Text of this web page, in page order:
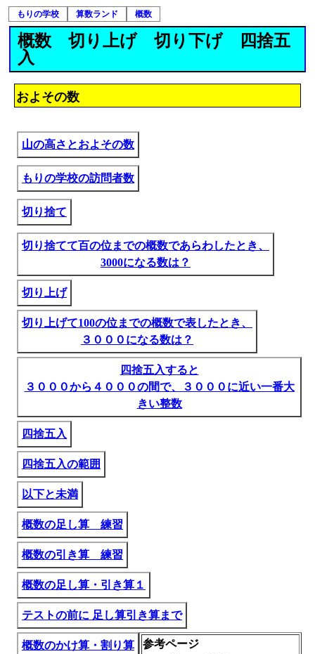
もりの学校 算数ランド 概数
概数 切り上げ 切り下げ 四捨五
入
およその数
山の高さとおよその数
もりの学校の訪問者数
切り捨て
切り捨てて百の位までの概数であらわしたとき、
3000になる数は？
切り上げ
切り上げて100の位までの概数で表したとき、
３０００になる数は？
四捨五入すると
３０００から４０００の間で、３０００に近い一番大
きい整数
四捨五入
四捨五入の範囲
以下と未満
概数の足し算 練習
概数の引き算 練習
概数の足し算・引き算１
テストの前に 足し算引き算まで
概数のかけ算・割り算
参考ページ